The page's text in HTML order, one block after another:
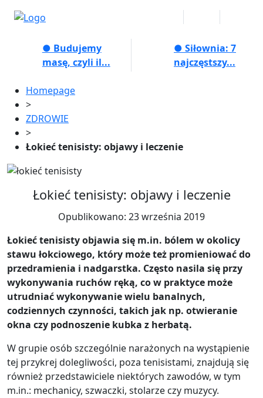
● Budujemy
masę, czyli il...
● Siłownia: 7
najczęstszy...
Homepage
>
ZDROWIE
>
Łokieć tenisisty: objawy i leczenie
Łokieć tenisisty: objawy i leczenie
Opublikowano: 23 września 2019
Łokieć tenisisty objawia się m.in. bólem w okolicy
stawu łokciowego, który może też promieniować do
przedramienia i nadgarstka. Często nasila się przy
wykonywania ruchów ręką, co w praktyce może
utrudniać wykonywanie wielu banalnych,
codziennych czynności, takich jak np. otwieranie
okna czy podnoszenie kubka z herbatą.
W grupie osób szczególnie narażonych na wystąpienie
tej przykrej dolegliwości, poza tenisistami, znajdują się
również przedstawiciele niektórych zawodów, w tym
m.in.: mechanicy, szwaczki, stolarze czy muzycy.